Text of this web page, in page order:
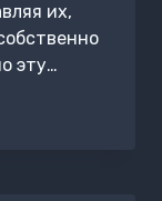
их,
эту…